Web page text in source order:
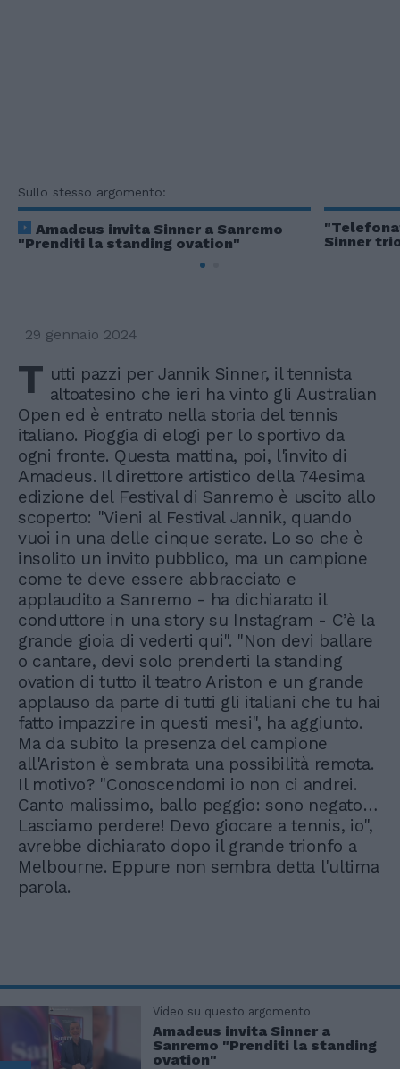
Sullo stesso argomento:
Amadeus invita Sinner a Sanremo
"Prenditi la standing ovation"
Sinner
29 gennaio 2024
T utti pazzi per Jannik Sinner, il tennista
altoatesino che ieri ha vinto gli Australian
Open ed è entrato nella storia del tennis
italiano. Pioggia di elogi per lo sportivo da
ogni fronte. Questa mattina, poi, l'invito di
Amadeus. Il direttore artistico della 74esima
edizione del Festival di Sanremo è uscito allo
scoperto: "Vieni al Festival Jannik, quando
vuoi in una delle cinque serate. Lo so che è
insolito un invito pubblico, ma un campione
come te deve essere abbracciato e
applaudito a Sanremo - ha dichiarato il
conduttore in una story su Instagram - C’è la
grande gioia di vederti qui". "Non devi ballare
o cantare, devi solo prenderti la standing
ovation di tutto il teatro Ariston e un grande
applauso da parte di tutti gli italiani che tu hai
fatto impazzire in questi mesi", ha aggiunto.
Ma da subito la presenza del campione
all'Ariston è sembrata una possibilità remota.
Il motivo? "Conoscendomi io non ci andrei.
Canto malissimo, ballo peggio: sono negato…
Lasciamo perdere! Devo giocare a tennis, io",
avrebbe dichiarato dopo il grande trionfo a
Melbourne. Eppure non sembra detta l'ultima
parola.
Video su questo argomento
Amadeus invita Sinner a
Sanremo "Prenditi la standing
ovation"